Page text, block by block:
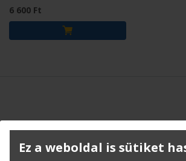
6 600 Ft
KAPCSOLAT ONLINE SHOP
Ez a weboldal is sütiket